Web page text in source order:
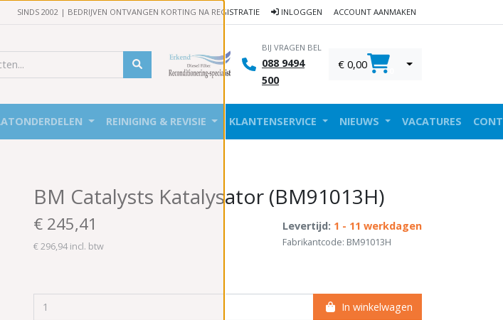
SINDS 2002 | BEDRIJVEN ONTVANGEN KORTING NA REGISTRATIE INLOGGEN ACCOUNT AANMAKEN
BIJ VRAGEN BEL
088 9494
500
€ 0,00
REINIGING & REVISIE KLANTENSERVICE NIEUWS VACATURES
BM Catalysts Katalysator (BM91013H)
€ 245,41
€ 296,94 incl. btw
Levertijd: 1 - 11 werkdagen
Fabrikantcode: BM91013H
In winkelwagen